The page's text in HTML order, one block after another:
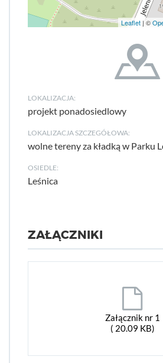
Leaflet | ©
LOKALIZACJA:
projekt ponadosiedlowy
LOKALIZACJA SZCZEGÓŁOWA:
wolne tereny za kładką w Parku
OSIEDLE:
Leśnica
ZAŁĄCZNIKI
Załącznik nr 1
( 20.09 KB)